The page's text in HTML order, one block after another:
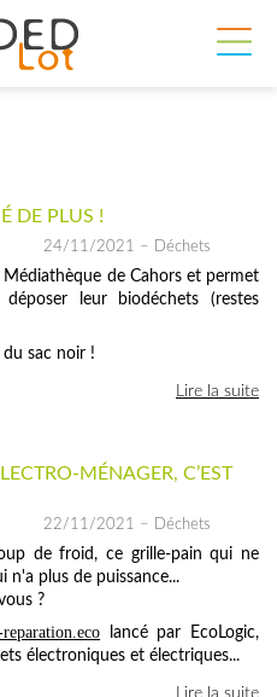
DE PLUS !
24/11/2021 – Déchets
de Cahors et permet
leur biodéchets (restes
du sac noir !
Lire la suite
MÉNAGER, C’EST
22/11/2021 – Déchets
de froid, ce grille-pain qui ne
n'a plus de puissance...
?
lancé par EcoLogic,
électroniques et électriques...
Lire la suite